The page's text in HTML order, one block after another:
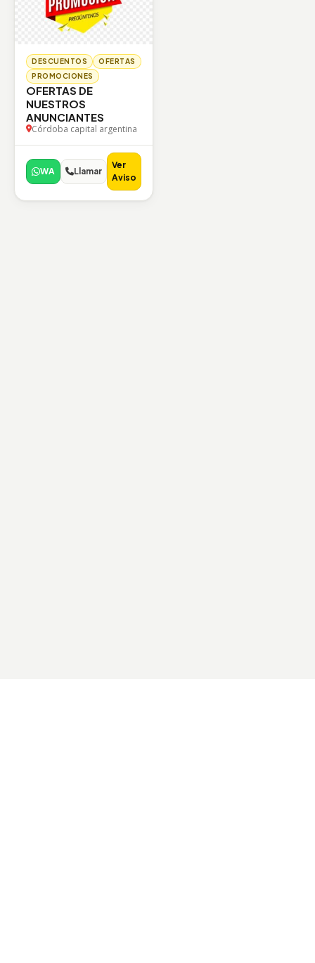
DESCUENTOS
OFERTAS
PROMOCIONES
OFERTAS DE
NUESTROS
ANUNCIANTES
Córdoba capital argentina
WA Llamar
Ver
Aviso